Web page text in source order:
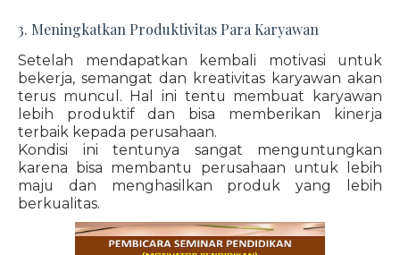
3. Meningkatkan Produktivitas Para Karyawan
Setelah mendapatkan kembali motivasi untuk
bekerja, semangat dan kreativitas karyawan akan
terus muncul. Hal ini tentu membuat karyawan
lebih produktif dan bisa memberikan kinerja
terbaik kepada perusahaan.
Kondisi ini tentunya sangat menguntungkan
karena bisa membantu perusahaan untuk lebih
maju dan menghasilkan produk yang lebih
berkualitas.